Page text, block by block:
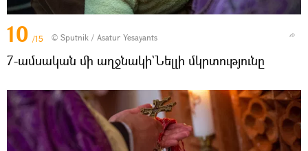
10 /15 © Sputnik / Asatur Yesayants
7-ամսական մի աղջնակի`Նելլի մկրտությունը